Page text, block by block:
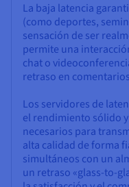
La baja latencia
(como deportes,
sensación de ser
permite una
chat o
retraso en
Los servidores de
el rendimiento sólido
necesarios para
alta calidad de forma
simultáneos con un
un retraso «glass-to-